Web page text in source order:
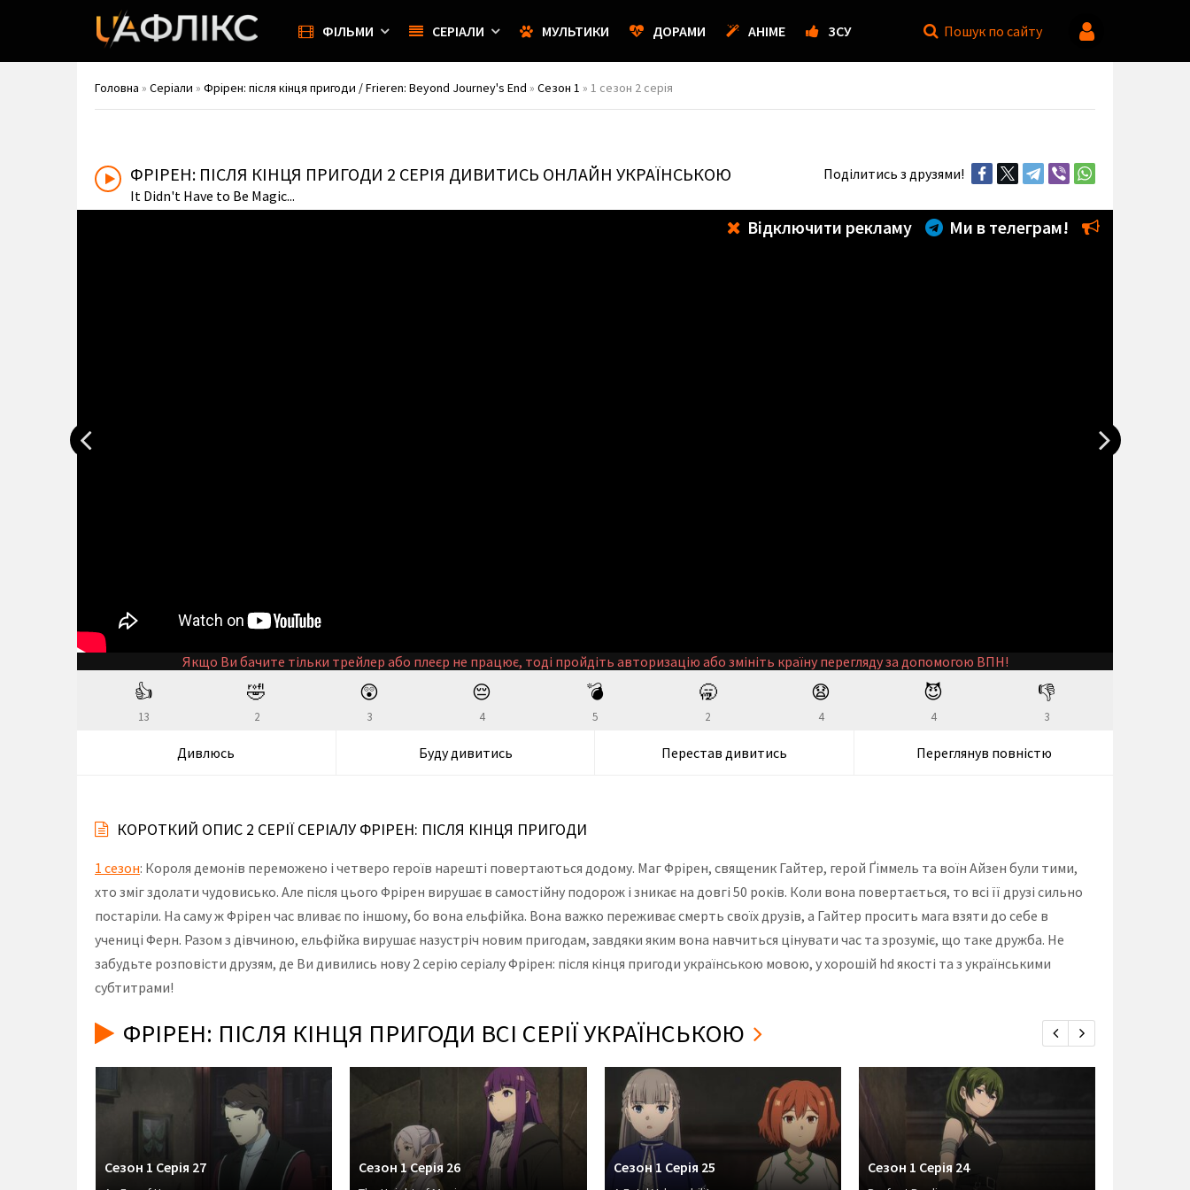
ФІЛЬМИ СЕРІАЛИ МУЛЬТИКИ ДОРАМИ АНІМЕ ЗСУ Пошук по сайту
Головна » Серіали » Фрірен: після кінця пригоди / Frieren: Beyond Journey's End » Сезон 1 » 1 сезон 2 серія
Поділитись з друзями!
ФРІРЕН: ПІСЛЯ КІНЦЯ ПРИГОДИ 2 СЕРІЯ ДИВИТИСЬ ОНЛАЙН УКРАЇНСЬКОЮ
It Didn't Have to Be Magic...
Відключити рекламу Ми в телеграм!
Якщо Ви бачите тільки трейлер або плеєр не працює, тоді пройдіть авторизацію або змініть країну перегляду за допомогою ВПН!
👍
13
🤣
2
😲
3
😔
4
💣
5
🥱
2
😧
4
😈
4
👎
3
Дивлюсь Буду дивитись Перестав дивитись Переглянув повністю
КОРОТКИЙ ОПИС 2 СЕРІЇ СЕРІАЛУ ФРІРЕН: ПІСЛЯ КІНЦЯ ПРИГОДИ
1 сезон: Короля демонів переможено і четверо героїв нарешті повертаються додому. Маг Фрірен, священик Гайтер, герой Ґіммель та воїн Айзен були тими,
хто зміг здолати чудовисько. Але після цього Фрірен вирушає в самостійну подорож і зникає на довгі 50 років. Коли вона повертається, то всі її друзі сильно
постаріли. На саму ж Фрірен час вливає по іншому, бо вона ельфійка. Вона важко переживає смерть своїх друзів, а Гайтер просить мага взяти до себе в
учениці Ферн. Разом з дівчиною, ельфійка вирушає назустріч новим пригодам, завдяки яким вона навчиться цінувати час та зрозуміє, що таке дружба. Не
забудьте розповісти друзям, де Ви дивились нову 2 серію серіалу Фрірен: після кінця пригоди українською мовою, у хорошій hd якості та з українськими
субтитрами!
ФРІРЕН: ПІСЛЯ КІНЦЯ ПРИГОДИ ВСІ СЕРІЇ УКРАЇНСЬКОЮ
Сезон 1 Серія 27 Сезон 1 Серія 26 Сезон 1 Серія 25 Сезон 1 Серія 24